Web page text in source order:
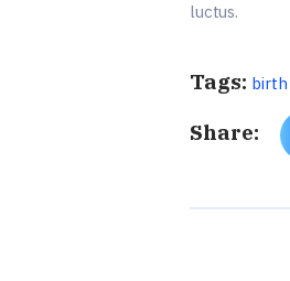
luctus.
Tags:
Share: